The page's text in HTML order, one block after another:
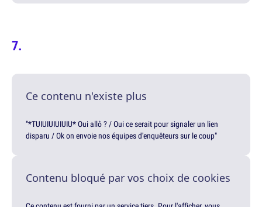
Ce contenu n'existe plus
"*TUIUIUIUIUIU* Oui allô ? / Oui ce serait pour signaler un lien
disparu / Ok on envoie nos équipes d'enquêteurs sur le coup"
Contenu bloqué par vos choix de cookies